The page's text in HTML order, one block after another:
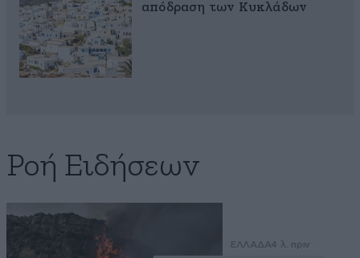
απόδραση των Κυκλάδων
Ροή Ειδήσεων
ΕΛΛΑΔΑ4 λ. πριν